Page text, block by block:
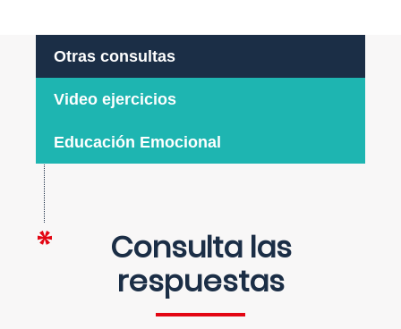
Otras consultas
Video ejercicios
Educación Emocional
Consulta las
respuestas